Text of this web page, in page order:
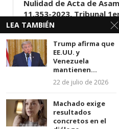
Nulidad de Acta de
11.353-2023, Tribunal
Mercantil y Tránsito del
Mérida, sede El Vigía.
11 de junio de 2026 0
EDICTO SE HACE SABER:
DESCONOCIDOS del
MORENO HERRERA, (
)
3.003.963, Parte
DE CONTRATO DE
LEA TAMBIÉN
Trump afirma que
EE.UU. y
Venezuela
mantienen...
22 de julio de 2026
Machado exige
resultados
concretos en el